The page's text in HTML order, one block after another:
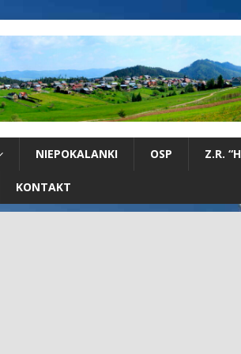
NIEPOKALANKI OSP Z.R.
KONTAKT